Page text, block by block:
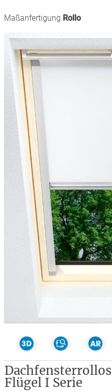
Maßanfertigung Rollo
Flügel I Serie